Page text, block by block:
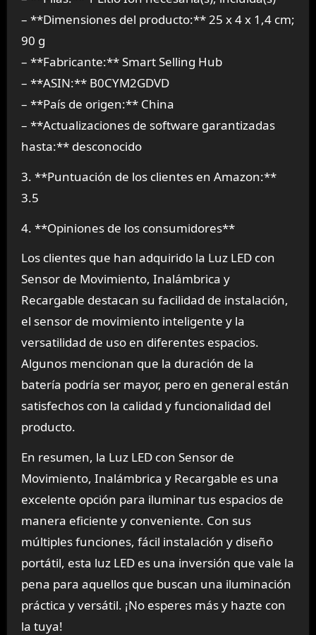
– **Dimensiones del producto:** 25 x 4 x 1,4 cm;
90 g
– **Fabricante:** Smart Selling Hub
– **ASIN:** B0CYM2GDVD
– **País de origen:** China
– **Actualizaciones de software garantizadas
hasta:** desconocido
3. **Puntuación de los clientes en Amazon:**
3.5
4. **Opiniones de los consumidores**
Los clientes que han adquirido la Luz LED con
Sensor de Movimiento, Inalámbrica y
Recargable destacan su facilidad de instalación,
el sensor de movimiento inteligente y la
versatilidad de uso en diferentes espacios.
Algunos mencionan que la duración de la
batería podría ser mayor, pero en general están
satisfechos con la calidad y funcionalidad del
producto.
En resumen, la Luz LED con Sensor de
Movimiento, Inalámbrica y Recargable es una
excelente opción para iluminar tus espacios de
manera eficiente y conveniente. Con sus
múltiples funciones, fácil instalación y diseño
portátil, esta luz LED es una inversión que vale la
pena para aquellos que buscan una iluminación
práctica y versátil. ¡No esperes más y hazte con
la tuya!